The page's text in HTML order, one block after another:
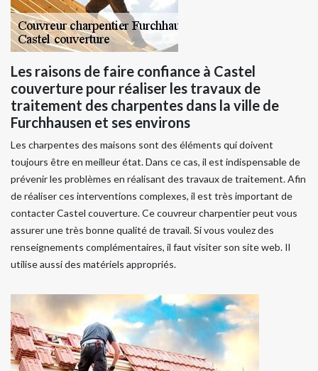
Les raisons de faire confiance à Castel
couverture pour réaliser les travaux de
traitement des charpentes dans la ville de
Furchhausen et ses environs
Les charpentes des maisons sont des éléments qui doivent
toujours être en meilleur état. Dans ce cas, il est indispensable de
prévenir les problèmes en réalisant des travaux de traitement. Afin
de réaliser ces interventions complexes, il est très important de
contacter Castel couverture. Ce couvreur charpentier peut vous
assurer une très bonne qualité de travail. Si vous voulez des
renseignements complémentaires, il faut visiter son site web. Il
utilise aussi des matériels appropriés.